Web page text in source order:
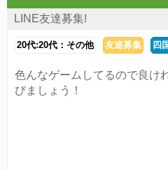
LINE友達募集!
20代:20代：その他 友達募集 四
色んなゲームしてるので良け
びましょう！